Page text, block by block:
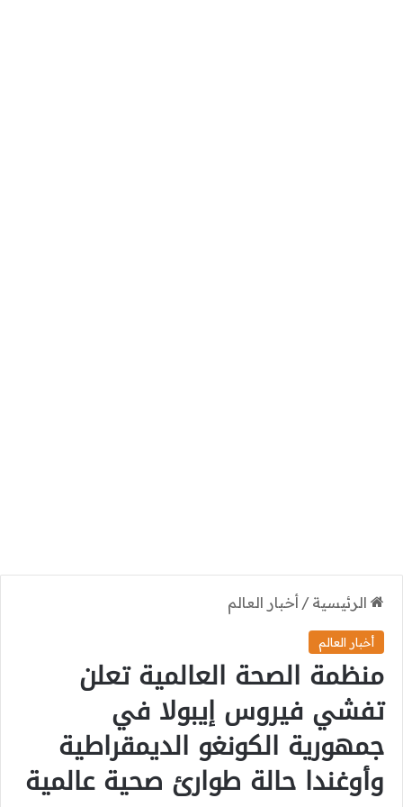
الرئيسية / أخبار العالم
أخبار العالم
منظمة الصحة العالمية تعلن
تفشي فيروس إيبولا في
جمهورية الكونغو الديمقراطية
وأوغندا حالة طوارئ صحية عالمية